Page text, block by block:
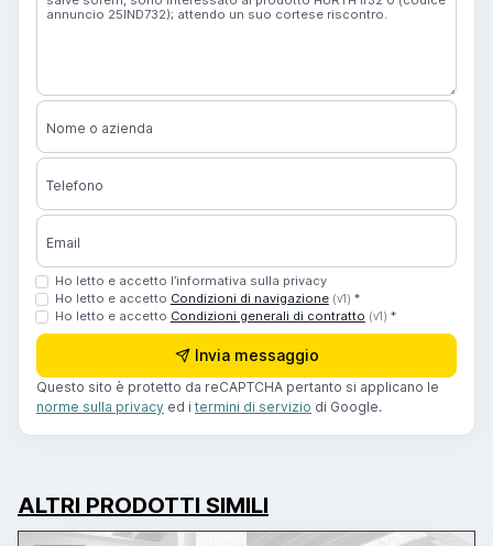
Nome o azienda
Telefono
Email
Ho letto e accetto l’informativa sulla privacy
Ho letto e accetto Condizioni di navigazione (v1) *
Ho letto e accetto Condizioni generali di contratto (v1) *
Invia messaggio
Questo sito è protetto da reCAPTCHA pertanto si applicano le
norme sulla privacy ed i termini di servizio di Google.
ALTRI PRODOTTI SIMILI